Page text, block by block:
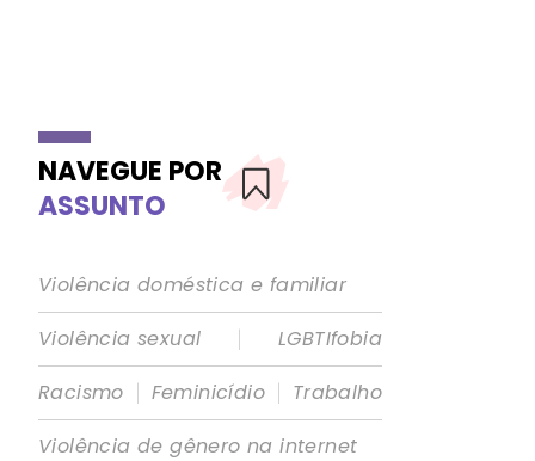
NAVEGUE POR
ASSUNTO
Violência doméstica e familiar
Violência sexual
|
LGBTIfobia
Racismo | Feminicídio | Trabalho
Violência de gênero na internet